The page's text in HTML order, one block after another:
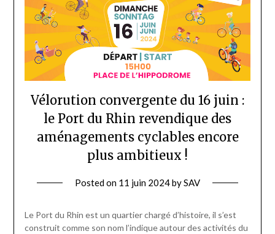
Vélorution convergente du 16 juin :
le Port du Rhin revendique des
aménagements cyclables encore
plus ambitieux !
Posted on 11 juin 2024bySAV
Le Port du Rhin est un quartier chargé d’histoire, il s’est
construit comme son nom l’indique autour des activités du